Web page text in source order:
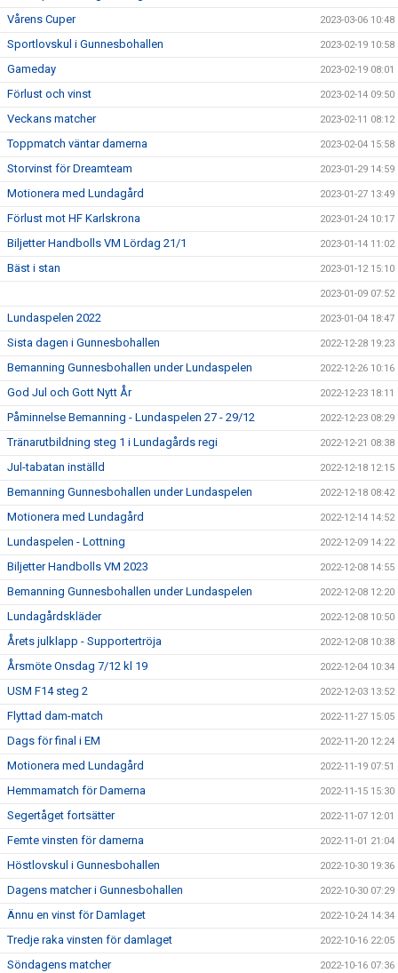
Vårens Cuper 2023-03-06 10:48
Sportlovskul i Gunnesbohallen 2023-02-19 10:58
Gameday 2023-02-19 08:01
Förlust och vinst 2023-02-14 09:50
Veckans matcher 2023-02-11 08:12
Toppmatch väntar damerna 2023-02-04 15:58
Storvinst för Dreamteam 2023-01-29 14:59
Motionera med Lundagård 2023-01-27 13:49
Förlust mot HF Karlskrona 2023-01-24 10:17
Biljetter Handbolls VM Lördag 21/1 2023-01-14 11:02
Bäst i stan 2023-01-12 15:10
2023-01-09 07:52
Lundaspelen 2022 2023-01-04 18:47
Sista dagen i Gunnesbohallen 2022-12-28 19:23
Bemanning Gunnesbohallen under Lundaspelen 2022-12-26 10:16
God Jul och Gott Nytt År 2022-12-23 18:11
Påminnelse Bemanning - Lundaspelen 27 - 29/12 2022-12-23 08:29
Tränarutbildning steg 1 i Lundagårds regi 2022-12-21 08:38
Jul-tabatan inställd 2022-12-18 12:15
Bemanning Gunnesbohallen under Lundaspelen 2022-12-18 08:42
Motionera med Lundagård 2022-12-14 14:52
Lundaspelen - Lottning 2022-12-09 14:22
Biljetter Handbolls VM 2023 2022-12-08 14:55
Bemanning Gunnesbohallen under Lundaspelen 2022-12-08 12:20
Lundagårdskläder 2022-12-08 10:50
Årets julklapp - Supportertröja 2022-12-08 10:38
Årsmöte Onsdag 7/12 kl 19 2022-12-04 10:34
USM F14 steg 2 2022-12-03 13:52
Flyttad dam-match 2022-11-27 15:05
Dags för final i EM 2022-11-20 12:24
Motionera med Lundagård 2022-11-19 07:51
Hemmamatch för Damerna 2022-11-15 15:30
Segertåget fortsätter 2022-11-07 12:01
Femte vinsten för damerna 2022-11-01 21:04
Höstlovskul i Gunnesbohallen 2022-10-30 19:36
Dagens matcher i Gunnesbohallen 2022-10-30 07:29
Ännu en vinst för Damlaget 2022-10-24 14:34
Tredje raka vinsten för damlaget 2022-10-16 22:05
Söndagens matcher 2022-10-16 07:36